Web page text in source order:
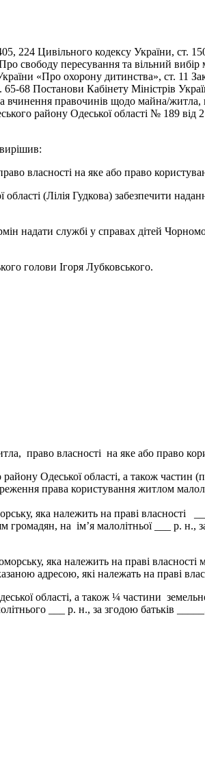
224 Цивільного кодексу України,
свободу пересування та вільний
«Про охорону дитинства», ст. 11
68 Постанови Кабінету Міністрів
правочинів щодо майна/житла,
району Одеської області № 189
власності на яке або право
(Лілія Гудкова) забезпечити
службі у справах дітей
голови Ігоря Лубковського.
ЛУБКОВСЬКИЙ
право власності на яке або право
Одеської області, а також частин
права користування житлом
яка належить на праві власності
громадян, на ім’я малолітньої ___ р.
яка належить на праві власності
адресою, які належать на праві
області, а також ¼ частини
___ р. н., за згодою батьків